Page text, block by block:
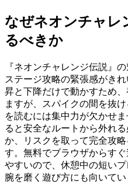
なぜネオンチャレ
るべきか
『ネオンチャレンジ伝説』
ステージ攻略の緊張感がき
昇と下降だけで動かすため
ますが、スパイクの間を抜
を読むには集中力が欠かせ
ると安全なルートから外れ
か、リスクを取って完全攻
す。無料でブラウザからす
やすいので、休憩中の短い
腕を磨く遊び方にも向いてい